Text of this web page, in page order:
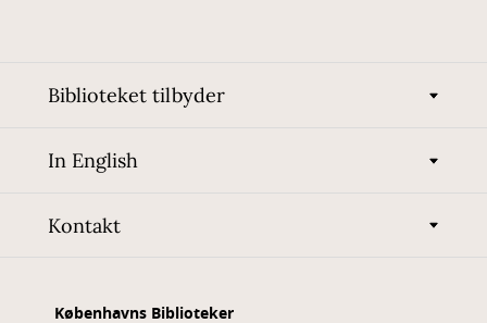
Biblioteket tilbyder
In English
Kontakt
Københavns Biblioteker